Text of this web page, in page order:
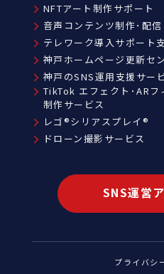
NFTアート制作サポート
音声コンテンツ制作･配信
テレワーク導入サポート
神戸ホームページ更新セ
神戸のSNS運用支援サー
TikTok エフェクト･ARフ
制作サービス
レゴ®シリアスプレイ®
ドローン撮影サービス
SNS運営
プライバシ